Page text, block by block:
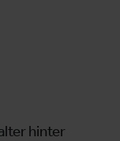
hinter